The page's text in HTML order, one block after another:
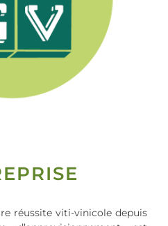
réussite viti-vinicole depuis